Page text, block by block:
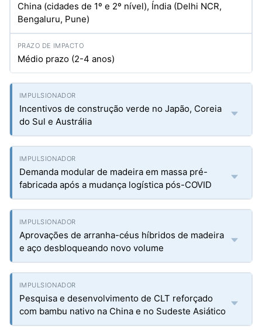
China (cidades de 1º e 2º nível), Índia (Delhi NCR,
Bengaluru, Pune)
Médio prazo (2-4 anos)
Incentivos de construção verde no Japão, Coreia
do Sul e Austrália
Demanda modular de madeira em massa pré-
fabricada após a mudança logística pós-COVID
Aprovações de arranha-céus híbridos de madeira
e aço desbloqueando novo volume
Pesquisa e desenvolvimento de CLT reforçado
com bambu nativo na China e no Sudeste Asiático